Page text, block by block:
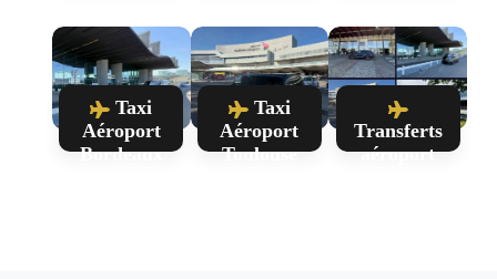
Taxi
Aéroport
Bordeaux
Taxi
Aéroport
Toulouse
Transferts
aéroport